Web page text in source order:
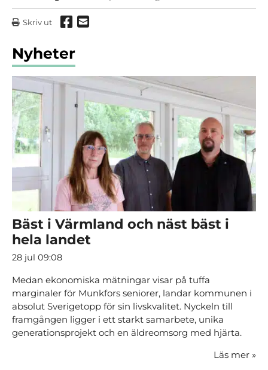
Skriv ut Dela via Facebook
Dela via mail
Nyheter
Bäst i Värmland och näst bäst i
hela landet
28 jul 09:08
Medan ekonomiska mätningar visar på tuffa
marginaler för Munkfors seniorer, landar kommunen i
absolut Sverigetopp för sin livskvalitet. Nyckeln till
framgången ligger i ett starkt samarbete, unika
generationsprojekt och en äldreomsorg med hjärta.
Läs mer »